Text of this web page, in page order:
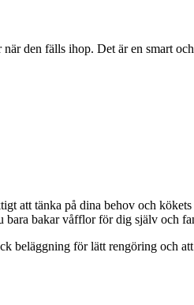
den fälls ihop. Det är en smart
att tänka på dina behov och
bakar våfflor för dig själv och
beläggning för lätt rengöring och